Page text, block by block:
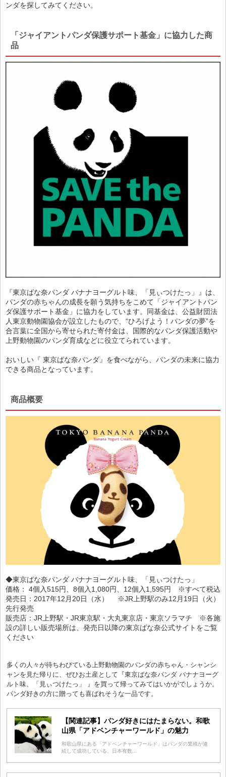
ンダを探してみてください。
「ジャイアントパンダ保護サポート基金」に協力した商
品
『東京ばな奈パンダ バナナヨーグルト味、「見ぃつけたっ」』は、
パンダの赤ちゃんの成長を願う気持ちをこめて「ジャイアントパン
ダ保護サポート基金」に協力をしています。同基金は、公益財団法
人東京動物園協会が設立したもので、“ひろげよう！パンダの夢”を
合言葉に全国から寄せられた寄付金は、国際的なパンダ保護活動や
上野動物園のパンダ育成などに役立てられています。
おいしい『 東京ばな奈パンダ』を食べながら、パンダの未来に協力
できる商品となっています。
商品概要
◆東京ばな奈パンダ バナナヨーグルト味、「見ぃつけたっ」
価格： 4個入515円、8個入1,080円、12個入1,595円 ※すべて税込
発売日：2017年12月20日（水） ※JR上野駅のみ12月19日（火）
先行発売
販売店：JR上野駅・JR東京駅・大丸東京店・東京ソラマチ ※各施
設の詳しい販売場所は、発売日以降の東京ばな奈公式サイトをご覧
ください
多くの人々が待ちわびている上野動物園のパンダの赤ちゃん・シャンシ
ャンを見た帰りに、ぜひお土産として『東京ばな奈パンダ バナナヨーグ
ルト味、「見ぃつけたっ」 』を買って帰ってみてはいかがでしょうか。
パンダ好きの方に贈っても喜ばれそうな一品です。
【関連記事】パンダ好きにはたまらない。和歌
山県「アドベンチャーワールド」の魅力
和歌山県にある「アドベンチャーワールド」はパンダの繁殖が連
続して成功している、日本有数...